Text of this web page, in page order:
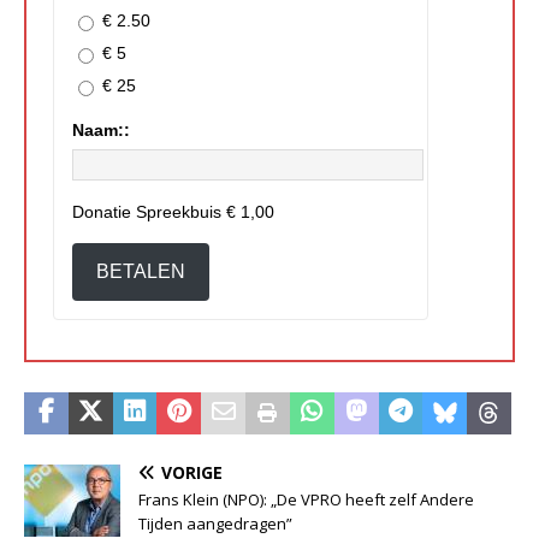
€ 2.50
€ 5
€ 25
Naam::
Donatie Spreekbuis € 1,00
BETALEN
VORIGE
Frans Klein (NPO): „De VPRO heeft zelf Andere
Tijden aangedragen”